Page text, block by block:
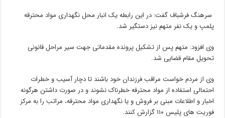
سرهنگ فرشباف گفت: در این رابطه یک انبار محل نگهداری مواد محترقه
پلمپ و یک نفر متهم نیز دستگیر شد.
وی افزود: متهم پس از تشکیل پرونده مقدماتی جهت سیر مراحل قانونی
تحویل مقام قضایی شد.
وی از مردم خواست مراقب فرزندان خود باشند تا دچار آسیب و خطرات
احتمالی استفاده از مواد محترقه خطرناک نشوند و در صورت داشتن هرگونه
اخبار و اطلاعات مبنی بر فروش و یا نگهداری مواد محترقه، مراتب را به مرکز
فوریت های پلیس ۱۱۰ گزارش کنند.